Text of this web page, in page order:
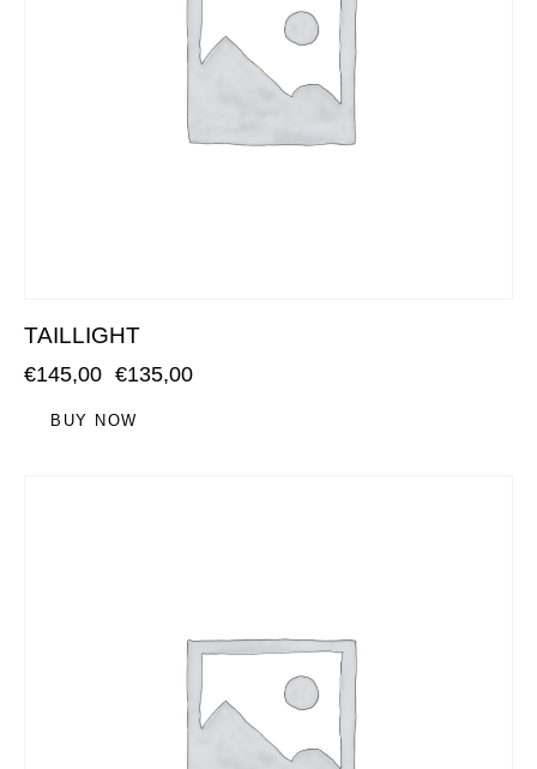
TAILLIGHT
€145,00 €135,00
BUY NOW